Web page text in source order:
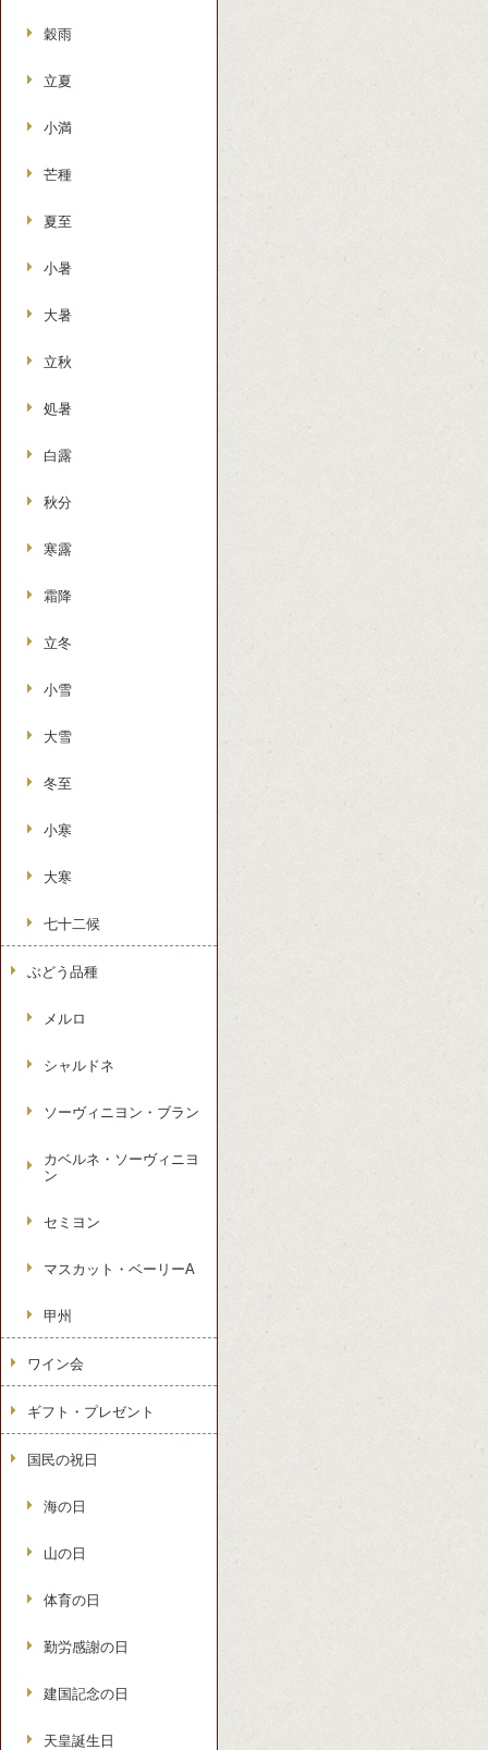
穀雨
立夏
小満
芒種
夏至
小暑
大暑
立秋
処暑
白露
秋分
寒露
霜降
立冬
小雪
大雪
冬至
小寒
大寒
七十二候
ぶどう品種
メルロ
シャルドネ
ソーヴィニヨン・ブラン
カベルネ・ソーヴィニヨ
ン
セミヨン
マスカット・ベーリーA
甲州
ワイン会
ギフト・プレゼント
国民の祝日
海の日
山の日
体育の日
勤労感謝の日
建国記念の日
天皇誕生日